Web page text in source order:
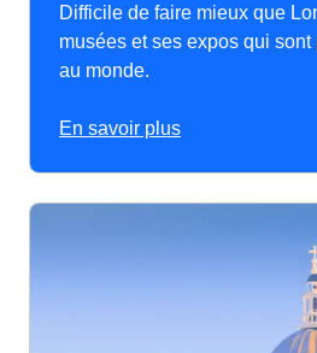
Difficile de faire mieux que
musées et ses expos qui
au monde.
En savoir plus